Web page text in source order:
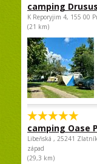
camping Drusus
K Reporyjim 4, 155 00
(21 km)
camping Oase
Libeňská , 25241
západ
(29,3 km)